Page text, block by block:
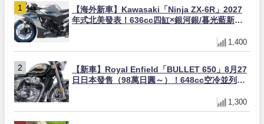
【海外新車】Kawasaki「Ninja ZX-6R」2027
年式北美發表！636cc四缸×銀河銀/暮光藍新色
1,400
【新車】Royal Enfield「BULLET 650」8月27
日日本發售（98萬日圓～）！648cc空冷並列雙
1,300